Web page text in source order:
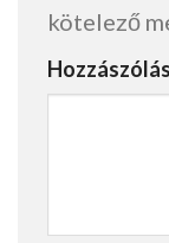
kötelező
Hozzászólás